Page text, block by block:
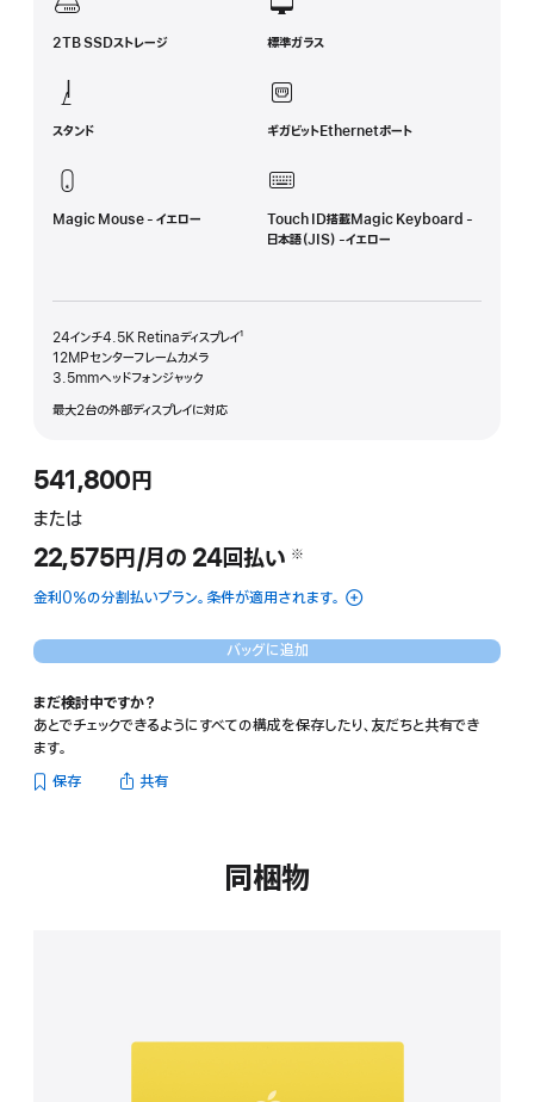
2TB SSDストレージ 標準ガラス
スタンド ギガビットEthernetポート
Magic Mouse - イエロー
Touch ID搭載Magic Keyboard -
日本語（JIS） -イエロー
24インチ4.5K Retinaディスプレイ¹
12MPセンターフレームカメラ
3.5mmヘッドフォンジャック
最大2台の外部ディスプレイに対応
541,800円
ま た は
22,575円/月の 月
額
24回払い 支払い回数
（二重短剣符の脚注）
※
金利0％の分割払いプラン。条件が適用されます。
バッグに追加
まだ検討中ですか？
あとでチェックできるようにすべての構成を保存したり、友だちと共有でき
ます。
保存
共有
同梱物